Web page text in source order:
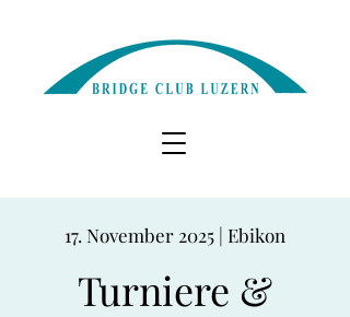
17. November 2025 | Ebikon
Turniere &